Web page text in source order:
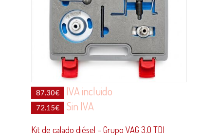
87.30€ IVA incluido
72.15€ Sin IVA
Kit de calado diésel – Grupo VAG 3.0 TDI